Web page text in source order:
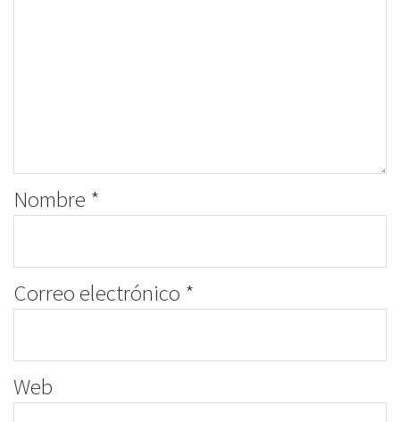
Nombre *
Correo electrónico *
Web